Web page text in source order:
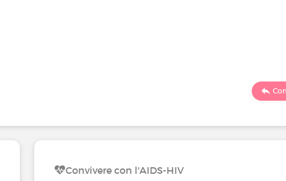
Convivere con l'AIDS-HIV